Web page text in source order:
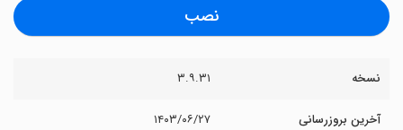
نصب
نسخه ۳.۹.۳۱
آخرین بروزرسانی ۱۴۰۳/۰۶/۲۷